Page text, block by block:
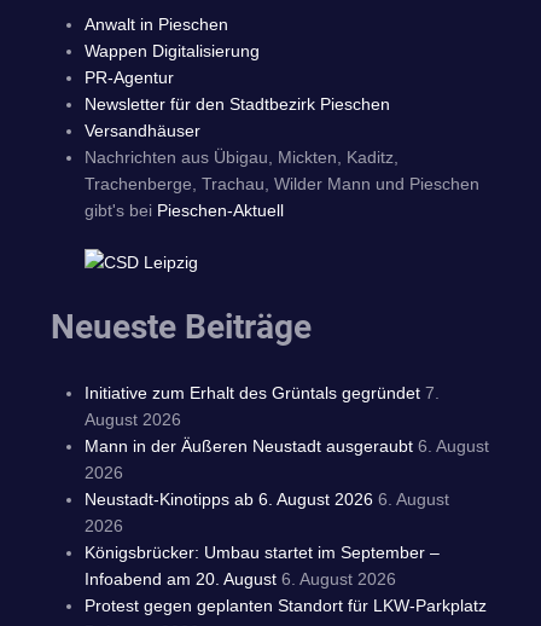
Anwalt in Pieschen
Wappen Digitalisierung
PR-Agentur
Newsletter für den Stadtbezirk Pieschen
Versandhäuser
Nachrichten aus Übigau, Mickten, Kaditz,
Trachenberge, Trachau, Wilder Mann und Pieschen
gibt's bei Pieschen-Aktuell
Neueste Beiträge
Initiative zum Erhalt des Grüntals gegründet 7.
August 2026
Mann in der Äußeren Neustadt ausgeraubt 6. August
2026
Neustadt-Kinotipps ab 6. August 2026 6. August
2026
Königsbrücker: Umbau startet im September –
Infoabend am 20. August 6. August 2026
Protest gegen geplanten Standort für LKW-Parkplatz